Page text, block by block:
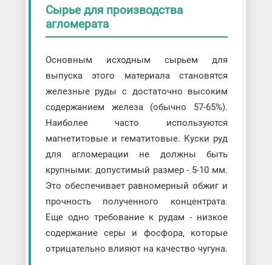
Сырье для производства
агломерата
Основным исходным сырьем для
выпуска этого материала становятся
железные руды с достаточно высоким
содержанием железа (обычно 57-65%).
Наиболее часто используются
магнетитовые и гематитовые. Куски руд
для агломерации не должны быть
крупными: допустимый размер - 5-10 мм.
Это обеспечивает равномерный обжиг и
прочность полученного концентрата.
Еще одно требование к рудам - низкое
содержание серы и фосфора, которые
отрицательно влияют на качество чугуна.